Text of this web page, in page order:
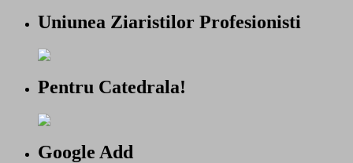
Uniunea Ziaristilor Profesionisti
Pentru Catedrala!
Google Add